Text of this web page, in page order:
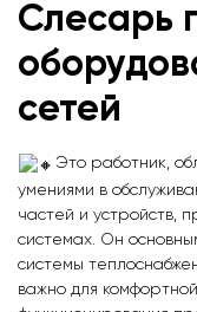
Слесарь
сетей
Это работник,
умениями в
частей и устройств,
системах. Он
системы
важно для